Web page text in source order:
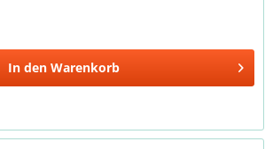
In den Warenkorb